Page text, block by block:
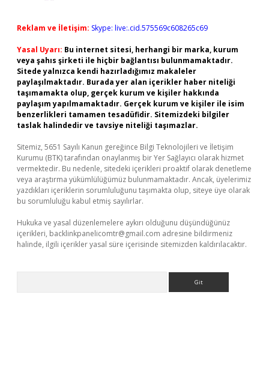
Reklam ve İletişim: Skype: live:.cid.575569c608265c69
Yasal Uyarı: Bu internet sitesi, herhangi bir marka, kurum
veya şahıs şirketi ile hiçbir bağlantısı bulunmamaktadır.
Sitede yalnızca kendi hazırladığımız makaleler
paylaşılmaktadır. Burada yer alan içerikler haber niteliği
taşımamakta olup, gerçek kurum ve kişiler hakkında
paylaşım yapılmamaktadır. Gerçek kurum ve kişiler ile isim
benzerlikleri tamamen tesadüfidir. Sitemizdeki bilgiler
taslak halindedir ve tavsiye niteliği taşımazlar.
Sitemiz, 5651 Sayılı Kanun gereğince Bilgi Teknolojileri ve İletişim
Kurumu (BTK) tarafından onaylanmış bir Yer Sağlayıcı olarak hizmet
vermektedir. Bu nedenle, sitedeki içerikleri proaktif olarak denetleme
veya araştırma yükümlülüğümüz bulunmamaktadır. Ancak, üyelerimiz
yazdıkları içeriklerin sorumluluğunu taşımakta olup, siteye üye olarak
bu sorumluluğu kabul etmiş sayılırlar.
Hukuka ve yasal düzenlemelere aykırı olduğunu düşündüğünüz
içerikleri, backlinkpanelicomtr@gmail.com adresine bildirmeniz
halinde, ilgili içerikler yasal süre içerisinde sitemizden kaldırılacaktır.